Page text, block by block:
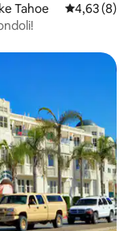
Tahoe Średnia
4,63 (8)